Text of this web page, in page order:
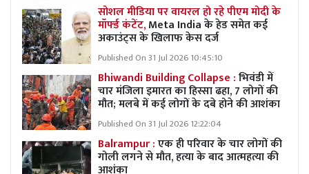
सोशल मीडिया पर वायरल हो रहे पीएम मोदी के
मॉर्फ्ड कंटेंट,Meta India के हेड समेत कई
अकाउंट्स के खिलाफ केस दर्ज
Published On 31 Jul 2026 10:45:10
Bhiwandi Building Collapse :भिवंडी में
चार मंजिला इमारत का हिस्सा ढहा, 7 लोगों की
मौत; मलबे में कई लोगों के दबे होने की आशंका
Published On 31 Jul 2026 12:22:04
Balrampur :एक ही परिवार के चार लोगों की
गोली लगने से मौत, हत्या के बाद आत्महत्या की
आशंका